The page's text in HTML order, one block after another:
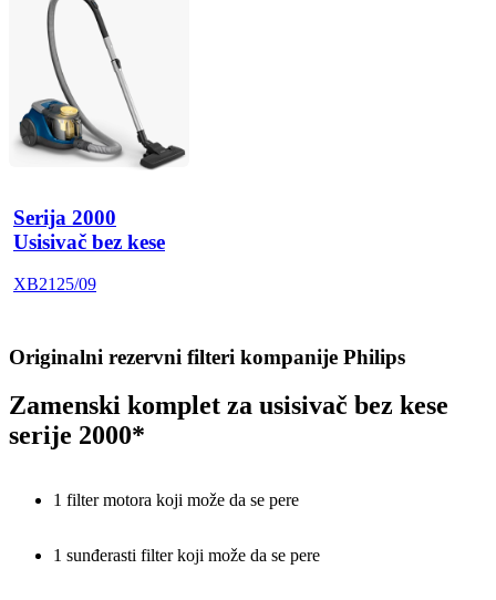
Serija 2000
Usisivač bez kese
XB2125/09
Originalni rezervni filteri kompanije Philips
Zamenski komplet za usisivač bez kese
serije 2000*
1 filter motora koji može da se pere
1 sunđerasti filter koji može da se pere